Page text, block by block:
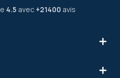
4.5 avec +21400 avis